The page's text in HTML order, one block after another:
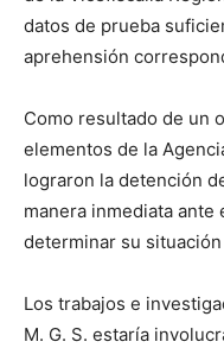
datos de prueba
aprehensión
Como resultado de un
elementos de la
lograron la detención
manera inmediata
determinar su
Los trabajos e
M. G. S. estaría